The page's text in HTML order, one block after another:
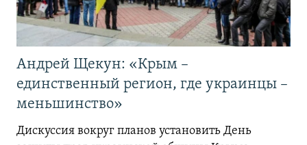
Андрей Щекун: «Крым –
единственный регион, где украинцы –
меньшинство»
Дискуссия вокруг планов установить День